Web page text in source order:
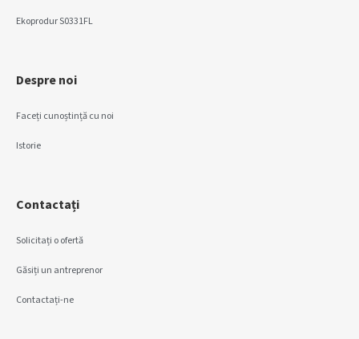
Ekoprodur S0331FL
Despre noi
Faceți cunoștință cu noi
Istorie
Contactați
Solicitați o ofertă
Găsiți un antreprenor
Contactați-ne